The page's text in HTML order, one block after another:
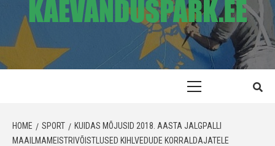
HOME SPORT
KUIDAS MÕJUSID 2018. AASTA JALGPALLI
MAAILMAMEISTRIVÕISTLUSED KIHLVEDUDE KORRALDAJATELE